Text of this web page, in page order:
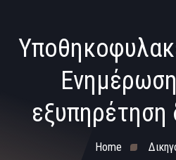
εξυπηρέτηση
Home